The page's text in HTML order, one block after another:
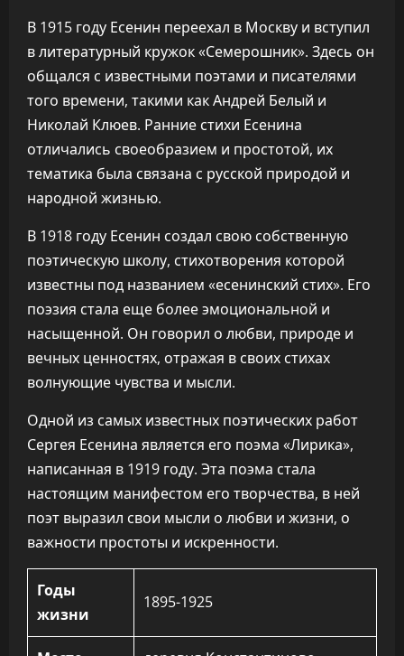
В 1915 году Есенин переехал в Москву и вступил
в литературный кружок «Семерошник». Здесь он
общался с известными поэтами и писателями
того времени, такими как Андрей Белый и
Николай Клюев. Ранние стихи Есенина
отличались своеобразием и простотой, их
тематика была связана с русской природой и
народной жизнью.
В 1918 году Есенин создал свою собственную
поэтическую школу, стихотворения которой
известны под названием «есенинский стих». Его
поэзия стала еще более эмоциональной и
насыщенной. Он говорил о любви, природе и
вечных ценностях, отражая в своих стихах
волнующие чувства и мысли.
Одной из самых известных поэтических работ
Сергея Есенина является его поэма «Лирика»,
написанная в 1919 году. Эта поэма стала
настоящим манифестом его творчества, в ней
поэт выразил свои мысли о любви и жизни, о
важности простоты и искренности.
Годы
жизни
1895-1925